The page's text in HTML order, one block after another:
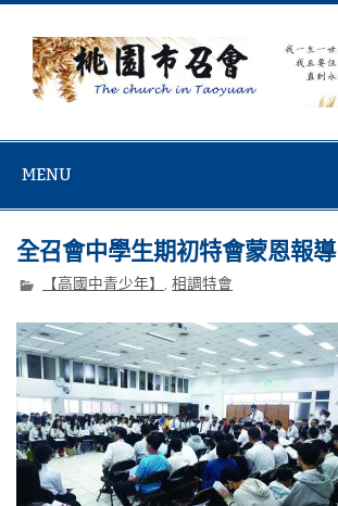
Skip
content
MENU
全召會中學生期初特會蒙恩報導
【高國中青少年】 ,相調特會